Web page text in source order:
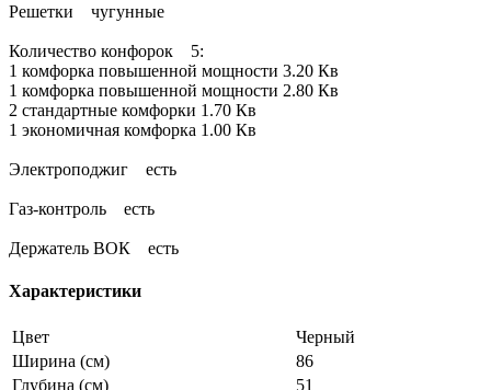
Решетки чугунные
Количество конфорок 5:
1 комфорка повышенной мощности 3.20 Кв
1 комфорка повышенной мощности 2.80 Кв
2 стандартные комфорки 1.70 Кв
1 экономичная комфорка 1.00 Кв
Электроподжиг есть
Газ-контроль есть
Держатель ВОК есть
Характеристики
Цвет
Черный
Ширина (см)
86
Глубина (см)
51